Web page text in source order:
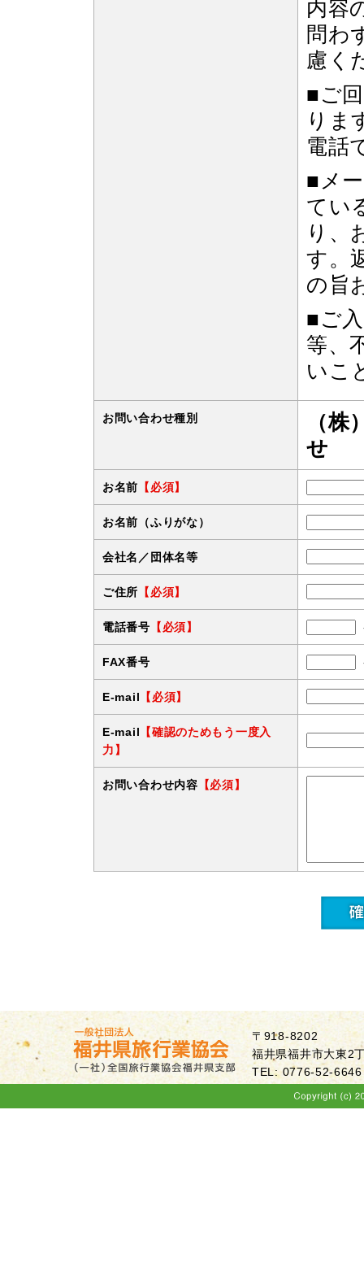
内容
問わ
慮く
■ご
りま
電話
■メ
てい
り、
す。
の旨
■ご
等、
いこ
お問い合わせ種別
（
せ
お名前 【必須】
お名前（ふりがな）
会社名／団体名等
ご住所 【必須】
電話番号 【必須】
FAX番号
E-mail 【必須】
E-mail 【確認のためもう一度入
力】
お問い合わせ内容 【必須】
〒918-8202
福井県福井市大東2
TEL: 0776-52-6646